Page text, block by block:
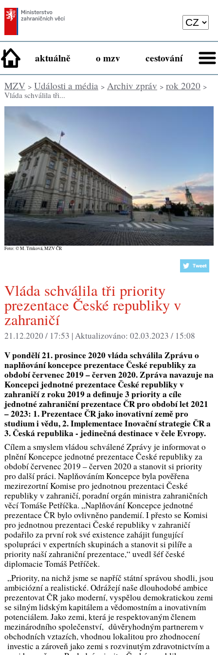
aktuálně o mzv cestování
MZV> Události a média> Archiv zpráv > rok 2020 >
Vláda schválila tři...
Foto: © M. Trnková, MZV ČR
Vláda schválila tři priority
prezentace České republiky v
zahraničí
21.12.2020 / 17:53 |Aktualizováno: 02.03.2023 / 15:08
V pondělí 21. prosince 2020 vláda schválila Zprávu o
naplňování koncepce prezentace České republiky za
období červenec 2019 – červen 2020. Zpráva navazuje na
Koncepci jednotné prezentace České republiky v
zahraničí z roku 2019 a definuje 3 priority a cíle
jednotné zahraniční prezentace ČR pro období let 2021
– 2023: 1. Prezentace ČR jako inovativní země pro
studium i vědu, 2. Implementace Inovační strategie ČR a
3. Česká republika - jedinečná destinace v čele Evropy.
Cílem a smyslem vládou schválené Zprávy je informovat o
plnění Koncepce jednotné prezentace České republiky za
období červenec 2019 – červen 2020 a stanovit si priority
pro další práci. Naplňováním Koncepce byla pověřena
mezirezortní Komise pro jednotnou prezentaci České
republiky v zahraničí, poradní orgán ministra zahraničních
věcí Tomáše Petříčka. „Naplňování Koncepce jednotné
prezentace ČR bylo ovlivněno pandemií. I přesto se Komisi
pro jednotnou prezentaci České republiky v zahraničí
podařilo za první rok své existence zahájit fungující
spolupráci v expertních skupinách a stanovit si pilíře a
priority naší zahraniční prezentace,“ uvedl šéf české
diplomacie Tomáš Petříček.
„Priority, na nichž jsme se napříč státní správou shodli, jsou
ambiciózní a realistické. Odrážejí naše dlouhodobé ambice
prezentovat ČR jako moderní, vyspělou demokratickou zemi
se silným lidským kapitálem a vědomostním a inovativním
potenciálem. Jako zemi, která je respektovaným členem
mezinárodního společenství, důvěryhodným partnerem v
obchodních vztazích, vhodnou lokalitou pro zhodnocení
investic a zároveň jako zemi s rozvinutým zdravotnictvím a